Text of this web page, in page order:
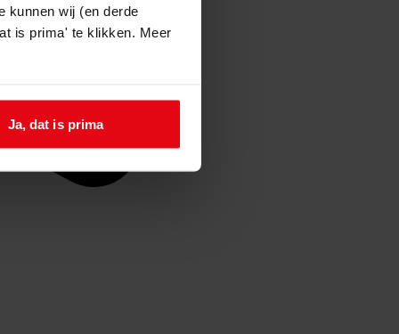
kunnen wij (en derde
is prima' te klikken. Meer
Ja, dat is prima